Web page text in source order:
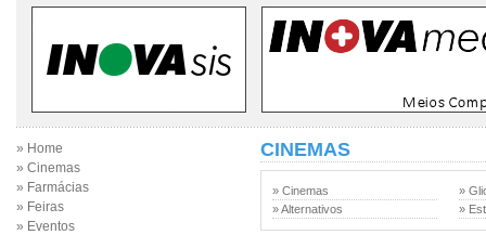
» Home
» Cinemas
» Farmácias
» Feiras
» Eventos
CINEMAS
» Cinemas
» Alternativos
»
»